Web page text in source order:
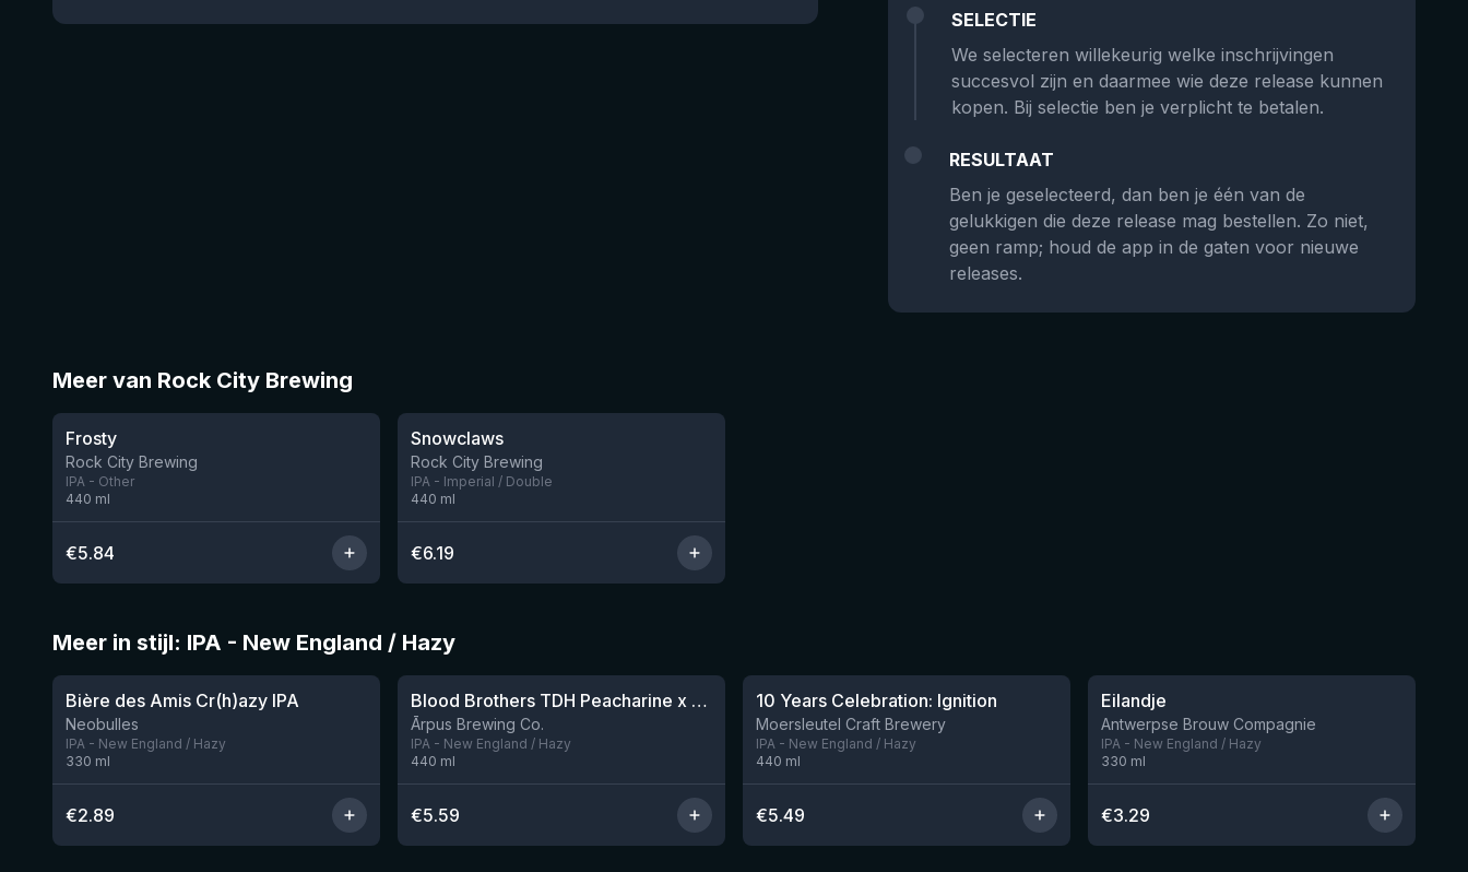
SELECTIE
We selecteren willekeurig welke inschrijvingen
succesvol zijn en daarmee wie deze release kunnen
kopen. Bij selectie ben je verplicht te betalen.
RESULTAAT
Ben je geselecteerd, dan ben je één van de
gelukkigen die deze release mag bestellen. Zo niet,
geen ramp; houd de app in de gaten voor nieuwe
releases.
Meer van Rock City Brewing
★3.6
Frosty
Rock City Brewing
IPA - Other
440 ml
€5.84
Snowclaws
Rock City Brewing
IPA - Imperial / Double
440 ml
€6.19
Meer in stijl: IPA - New England / Hazy
★3.54
Bière des Amis Cr(h)azy IPA
Neobulles
IPA - New England / Hazy
330 ml
€2.89
★3.92
Blood Brothers TDH Peacharine x Taiheke x Riwaka IPA
Ārpus Brewing Co.
IPA - New England / Hazy
440 ml
€5.59
10 Years Celebration: Ignition
Moersleutel Craft Brewery
IPA - New England / Hazy
440 ml
€5.49
Eilandje
Antwerpse Brouw Compagnie
IPA - New England / Hazy
330 ml
€3.29